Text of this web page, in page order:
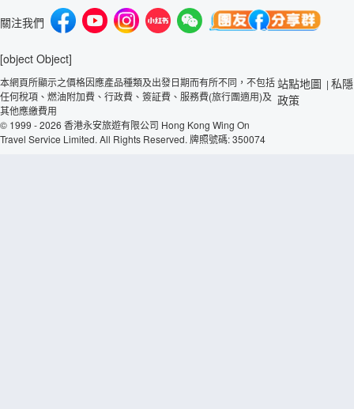
關注我們
[object Object]
本網頁所顯示之價格因應產品種類及出發日期而有所不同，不包括
任何稅項、燃油附加費、行政費、簽証費、服務費(旅行團適用)及
其他應繳費用
© 1999 - 2026 香港永安旅遊有限公司 Hong Kong Wing On
Travel Service Limited. All Rights Reserved. 牌照號碼: 350074
站點地圖 | 私隱
政策